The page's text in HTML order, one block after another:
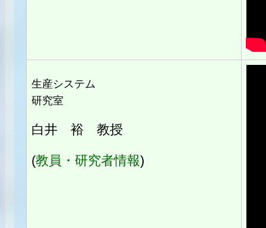
生産システム
研究室
白井 裕 教授
(教員・研究者情報)